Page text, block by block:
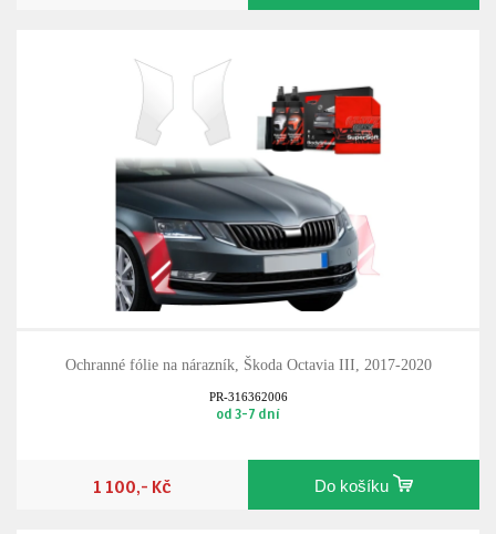
Ochranné fólie na nárazník, Škoda Octavia III, 2017-2020
PR-316362006
od 3-7 dní
1 100,- Kč Do košíku